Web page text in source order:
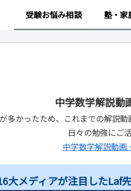
受験お悩み相談 塾・家
中学数学解説動
多かったため、これまでの解説
日々の勉強にご
中学数学解説動画
大メディアが注目したLaf